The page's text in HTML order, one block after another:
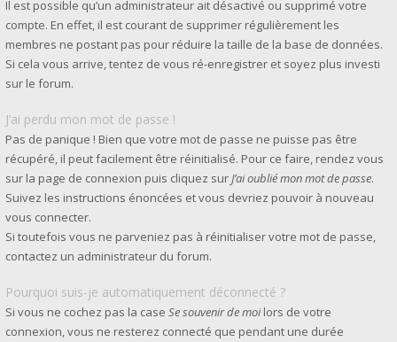
Il est possible qu’un administrateur ait désactivé ou supprimé votre
compte. En effet, il est courant de supprimer régulièrement les
membres ne postant pas pour réduire la taille de la base de données.
Si cela vous arrive, tentez de vous ré-enregistrer et soyez plus investi
sur le forum.
J’ai perdu mon mot de passe !
Pas de panique ! Bien que votre mot de passe ne puisse pas être
récupéré, il peut facilement être réinitialisé. Pour ce faire, rendez vous
sur la page de connexion puis cliquez surJ’ai oublié mon mot de passe.
Suivez les instructions énoncées et vous devriez pouvoir à nouveau
vous connecter.
Si toutefois vous ne parveniez pas à réinitialiser votre mot de passe,
contactez un administrateur du forum.
Pourquoi suis-je automatiquement déconnecté ?
Si vous ne cochez pas la case Se souvenir de moilors de votre
connexion, vous ne resterez connecté que pendant une durée